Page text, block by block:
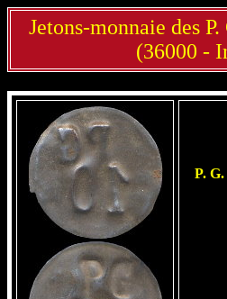
Jetons-monnaie des
(36000 -
P.